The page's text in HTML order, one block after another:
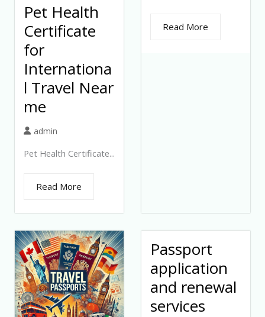
Pet Health
Certificate
for
Internationa
l Travel Near
me
admin
Pet Health Certificate...
Read More
Read More
Passport
application
and renewal
services